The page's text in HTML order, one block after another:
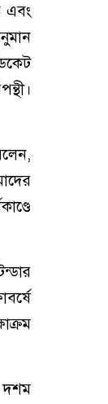
এবং
দশম